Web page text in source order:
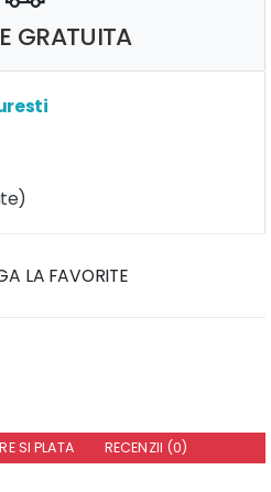
GRATUITA
LA FAVORITE
SI PLATA RECENZII (0)